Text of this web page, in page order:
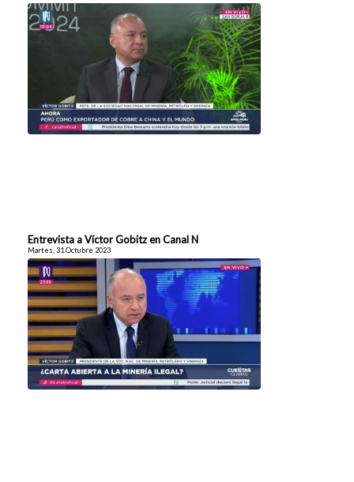
Entrevista a Víctor Gobitz en Canal N
Martes, 31 Octubre 2023